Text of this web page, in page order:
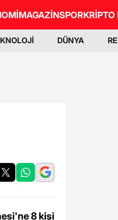
MAGAZİNSPORKRİPTO
DÜNYA
8 kişi